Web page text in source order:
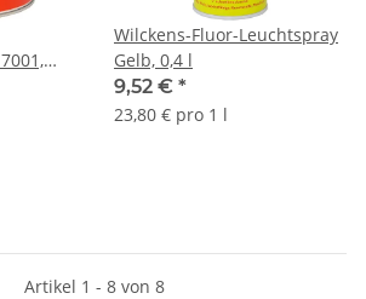
Wilckens-Fluor-Leuchtspray
Gelb, 0,4 l
9,52 € *
23,80 € pro 1 l
Artikel 1 - 8 von 8